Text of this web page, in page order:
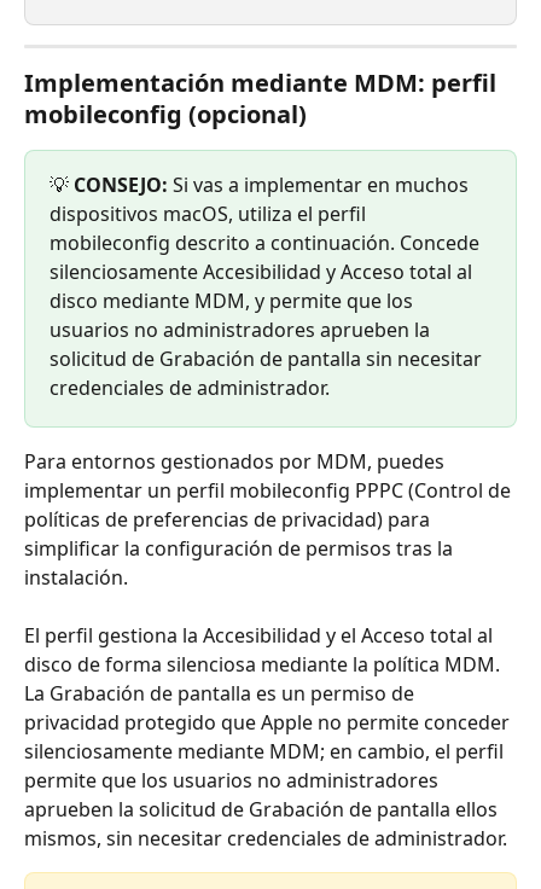
Implementación mediante MDM: perfil
mobileconfig (opcional)
💡 CONSEJO: Si vas a implementar en muchos
dispositivos macOS, utiliza el perfil
mobileconfig descrito a continuación. Concede
silenciosamente Accesibilidad y Acceso total al
disco mediante MDM, y permite que los
usuarios no administradores aprueben la
solicitud de Grabación de pantalla sin necesitar
credenciales de administrador.
Para entornos gestionados por MDM, puedes
implementar un perfil mobileconfig PPPC (Control de
políticas de preferencias de privacidad) para
simplificar la configuración de permisos tras la
instalación.
El perfil gestiona la Accesibilidad y el Acceso total al
disco de forma silenciosa mediante la política MDM.
La Grabación de pantalla es un permiso de
privacidad protegido que Apple no permite conceder
silenciosamente mediante MDM; en cambio, el perfil
permite que los usuarios no administradores
aprueben la solicitud de Grabación de pantalla ellos
mismos, sin necesitar credenciales de administrador.